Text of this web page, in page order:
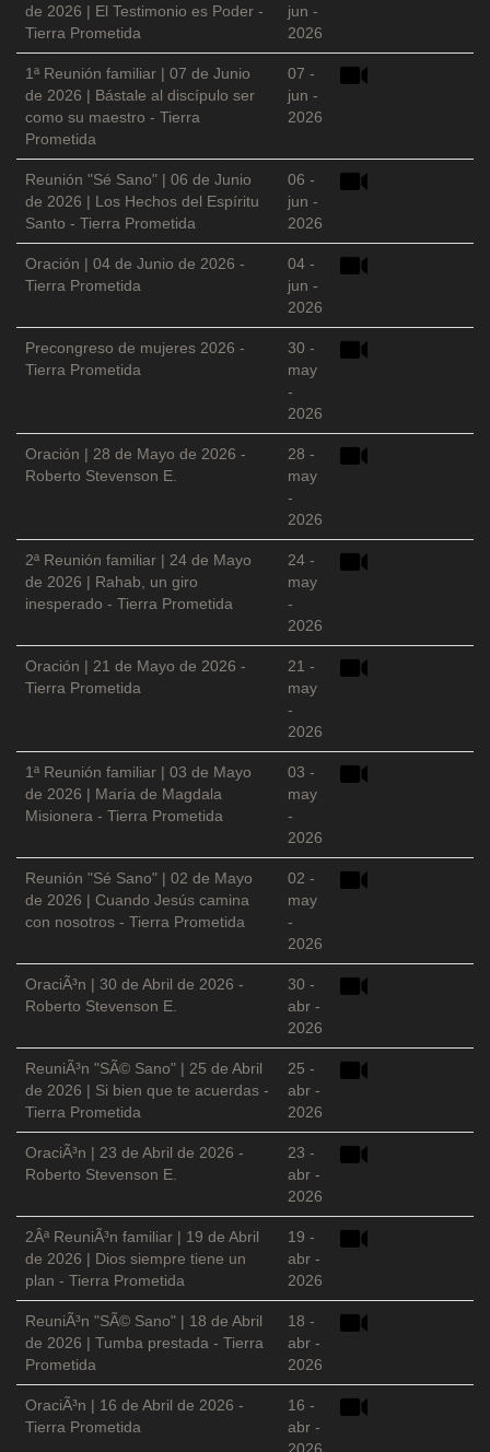
de 2026 | El Testimonio es Poder -
Tierra Prometida
jun -
2026
1ª Reunión familiar | 07 de Junio
de 2026 | Bástale al discípulo ser
como su maestro - Tierra
Prometida
07 -
jun -
2026
Reunión "Sé Sano" | 06 de Junio
de 2026 | Los Hechos del Espíritu
Santo - Tierra Prometida
06 -
jun -
2026
Oración | 04 de Junio de 2026 -
Tierra Prometida
04 -
jun -
2026
Precongreso de mujeres 2026 -
Tierra Prometida
30 -
may
-
2026
Oración | 28 de Mayo de 2026 -
Roberto Stevenson E.
28 -
may
-
2026
2ª Reunión familiar | 24 de Mayo
de 2026 | Rahab, un giro
inesperado - Tierra Prometida
24 -
may
-
2026
Oración | 21 de Mayo de 2026 -
Tierra Prometida
21 -
may
-
2026
1ª Reunión familiar | 03 de Mayo
de 2026 | María de Magdala
Misionera - Tierra Prometida
03 -
may
-
2026
Reunión "Sé Sano" | 02 de Mayo
de 2026 | Cuando Jesús camina
con nosotros - Tierra Prometida
02 -
may
-
2026
OraciÃ³n | 30 de Abril de 2026 -
Roberto Stevenson E.
30 -
abr -
2026
ReuniÃ³n "SÃ© Sano" | 25 de Abril
de 2026 | Si bien que te acuerdas -
Tierra Prometida
25 -
abr -
2026
OraciÃ³n | 23 de Abril de 2026 -
Roberto Stevenson E.
23 -
abr -
2026
2Âª ReuniÃ³n familiar | 19 de Abril
de 2026 | Dios siempre tiene un
plan - Tierra Prometida
19 -
abr -
2026
ReuniÃ³n "SÃ© Sano" | 18 de Abril
de 2026 | Tumba prestada - Tierra
Prometida
18 -
abr -
2026
OraciÃ³n | 16 de Abril de 2026 -
Tierra Prometida
16 -
abr -